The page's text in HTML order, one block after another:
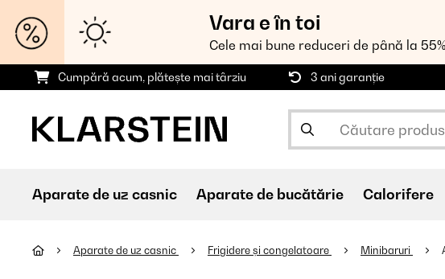
Vara e în toi
Cele mai bune reduceri de până la 55%
Cumpără acum, plătește mai târziu 3 ani garanție
Aparate de uz casnic Aparate de bucătărie Calorifere
Aparate de uz casnic Frigidere și congelatoare Minibaruri